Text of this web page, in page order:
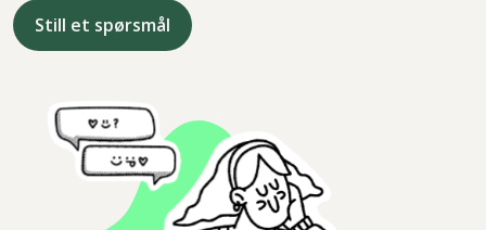
Still et spørsmål